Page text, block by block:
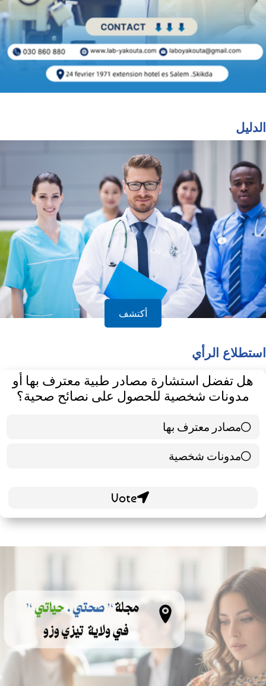
الدليل
أكتشف
استطلاع الرأي
هل تفضل استشارة مصادر طبية معترف بها أو
مدونات شخصية للحصول على نصائح صحية؟
مصادر معترف بها
39 ( 65 % )
مدونات شخصية
21 ( 35 % )